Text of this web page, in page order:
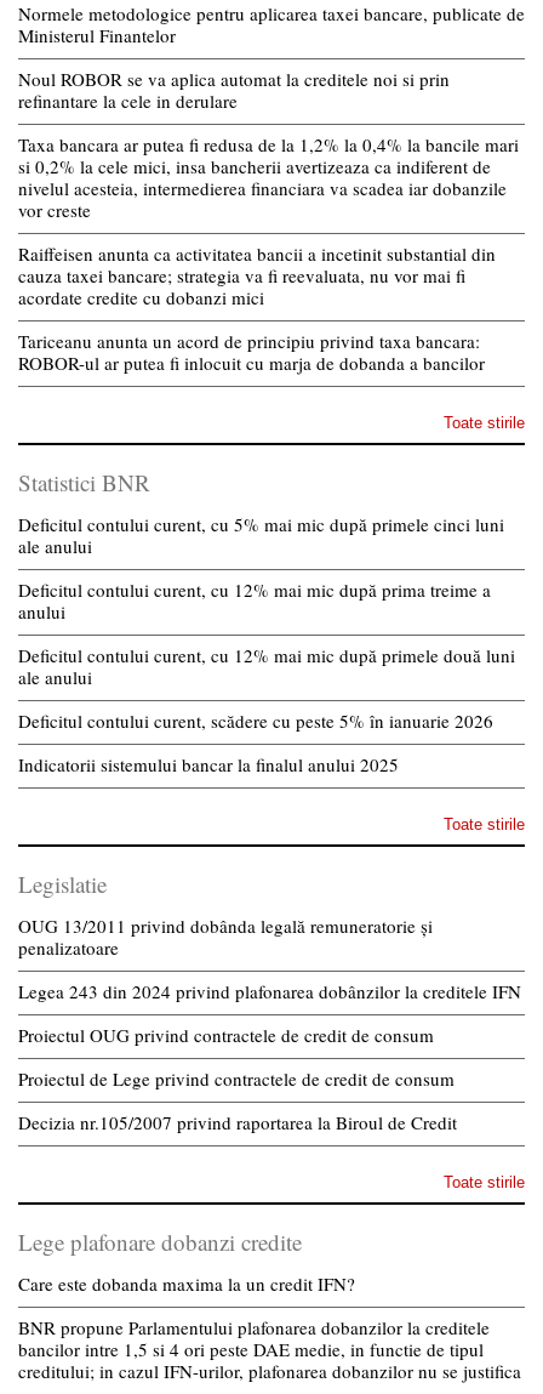
Normele metodologice pentru aplicarea taxei bancare, publicate de
Ministerul Finantelor
Noul ROBOR se va aplica automat la creditele noi si prin
refinantare la cele in derulare
Taxa bancara ar putea fi redusa de la 1,2% la 0,4% la bancile mari
si 0,2% la cele mici, insa bancherii avertizeaza ca indiferent de
nivelul acesteia, intermedierea financiara va scadea iar dobanzile
vor creste
Raiffeisen anunta ca activitatea bancii a incetinit substantial din
cauza taxei bancare; strategia va fi reevaluata, nu vor mai fi
acordate credite cu dobanzi mici
Tariceanu anunta un acord de principiu privind taxa bancara:
ROBOR-ul ar putea fi inlocuit cu marja de dobanda a bancilor
Toate stirile
Statistici BNR
Deficitul contului curent, cu 5% mai mic după primele cinci luni
ale anului
Deficitul contului curent, cu 12% mai mic după prima treime a
anului
Deficitul contului curent, cu 12% mai mic după primele două luni
ale anului
Deficitul contului curent, scădere cu peste 5% în ianuarie 2026
Indicatorii sistemului bancar la finalul anului 2025
Toate stirile
Legislatie
OUG 13/2011 privind dobânda legală remuneratorie și
penalizatoare
Legea 243 din 2024 privind plafonarea dobânzilor la creditele IFN
Proiectul OUG privind contractele de credit de consum
Proiectul de Lege privind contractele de credit de consum
Decizia nr.105/2007 privind raportarea la Biroul de Credit
Toate stirile
Lege plafonare dobanzi credite
Care este dobanda maxima la un credit IFN?
BNR propune Parlamentului plafonarea dobanzilor la creditele
bancilor intre 1,5 si 4 ori peste DAE medie, in functie de tipul
creditului; in cazul IFN-urilor, plafonarea dobanzilor nu se justifica